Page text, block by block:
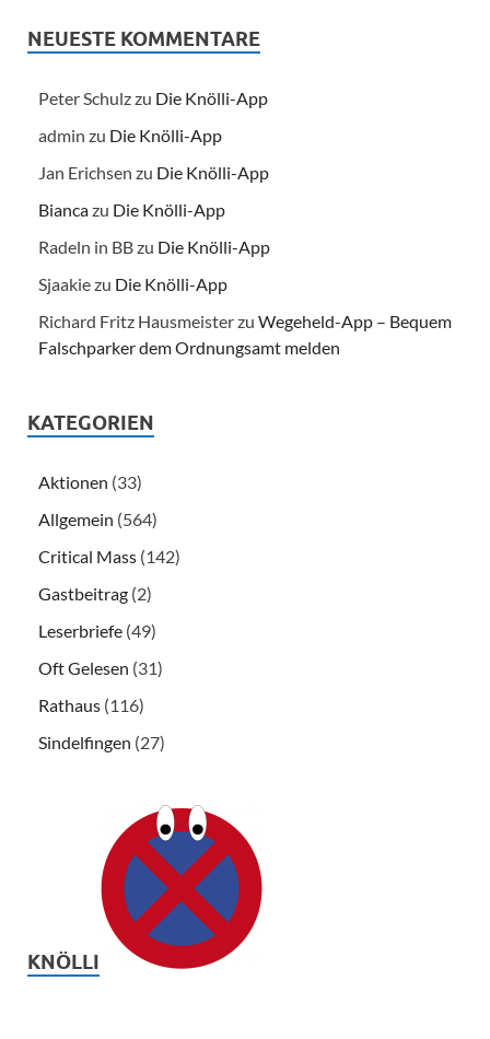
NEUESTE KOMMENTARE
Peter Schulzzu Die Knölli-App
admin zu Die Knölli-App
Jan Erichsen zu Die Knölli-App
Biancazu Die Knölli-App
Radeln in BBzu Die Knölli-App
Sjaakiezu Die Knölli-App
Richard Fritz Hausmeisterzu Wegeheld-App – Bequem
Falschparker dem Ordnungsamt melden
KATEGORIEN
Aktionen (33)
Allgemein (564)
Critical Mass (142)
Gastbeitrag (2)
Leserbriefe (49)
Oft Gelesen (31)
Rathaus (116)
Sindelfingen (27)
KNÖLLI